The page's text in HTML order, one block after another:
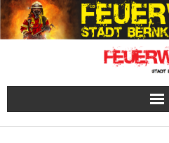
Skip
to
content